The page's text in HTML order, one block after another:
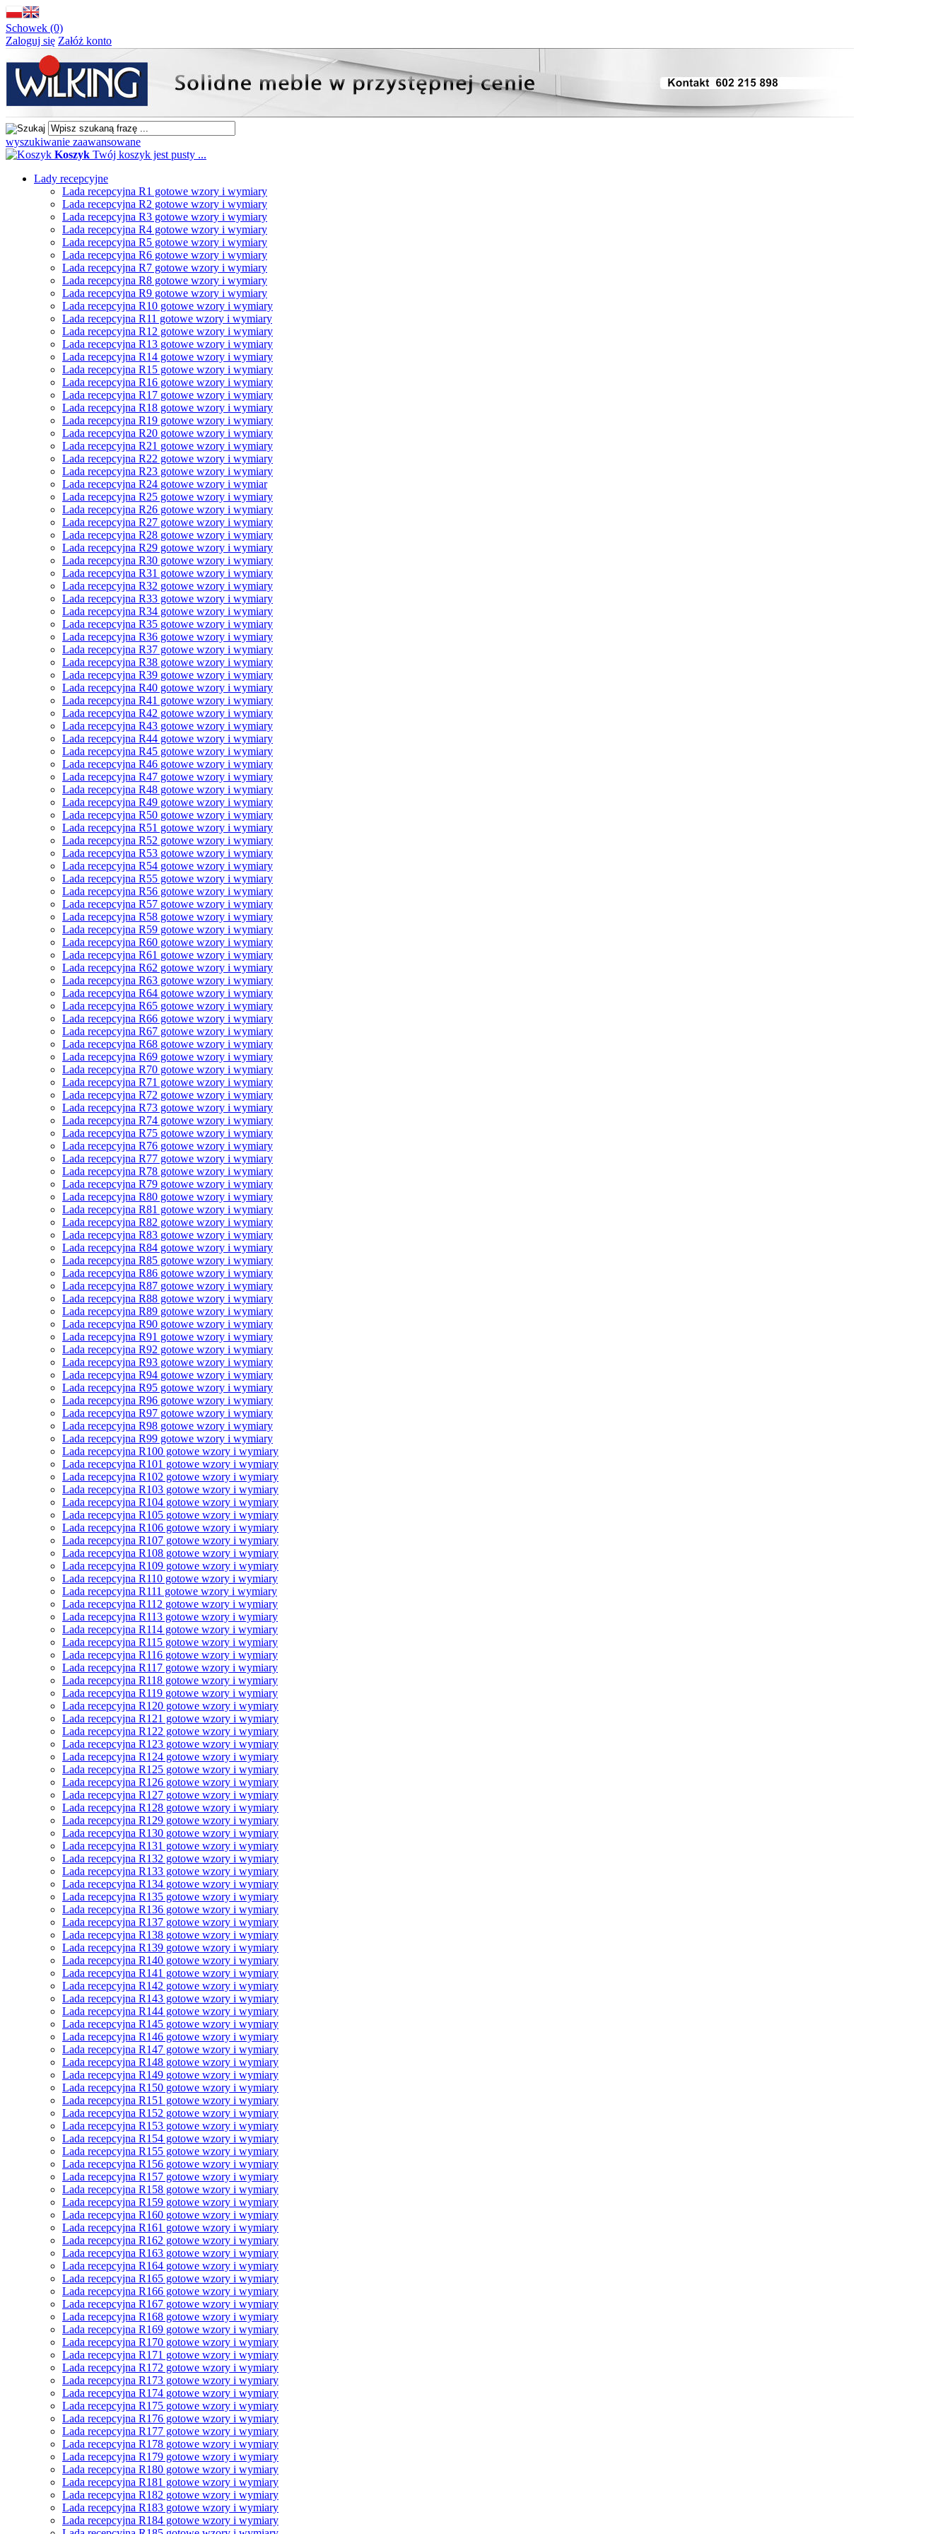
Schowek (0)
Zaloguj się Załóż konto
wyszukiwanie zaawansowane
Koszyk Twój koszyk jest pusty ...
Lady recepcyjne
Lada recepcyjna R1 gotowe wzory i wymiary
Lada recepcyjna R2 gotowe wzory i wymiary
Lada recepcyjna R3 gotowe wzory i wymiary
Lada recepcyjna R4 gotowe wzory i wymiary
Lada recepcyjna R5 gotowe wzory i wymiary
Lada recepcyjna R6 gotowe wzory i wymiary
Lada recepcyjna R7 gotowe wzory i wymiary
Lada recepcyjna R8 gotowe wzory i wymiary
Lada recepcyjna R9 gotowe wzory i wymiary
Lada recepcyjna R10 gotowe wzory i wymiary
Lada recepcyjna R11 gotowe wzory i wymiary
Lada recepcyjna R12 gotowe wzory i wymiary
Lada recepcyjna R13 gotowe wzory i wymiary
Lada recepcyjna R14 gotowe wzory i wymiary
Lada recepcyjna R15 gotowe wzory i wymiary
Lada recepcyjna R16 gotowe wzory i wymiary
Lada recepcyjna R17 gotowe wzory i wymiary
Lada recepcyjna R18 gotowe wzory i wymiary
Lada recepcyjna R19 gotowe wzory i wymiary
Lada recepcyjna R20 gotowe wzory i wymiary
Lada recepcyjna R21 gotowe wzory i wymiary
Lada recepcyjna R22 gotowe wzory i wymiary
Lada recepcyjna R23 gotowe wzory i wymiary
Lada recepcyjna R24 gotowe wzory i wymiar
Lada recepcyjna R25 gotowe wzory i wymiary
Lada recepcyjna R26 gotowe wzory i wymiary
Lada recepcyjna R27 gotowe wzory i wymiary
Lada recepcyjna R28 gotowe wzory i wymiary
Lada recepcyjna R29 gotowe wzory i wymiary
Lada recepcyjna R30 gotowe wzory i wymiary
Lada recepcyjna R31 gotowe wzory i wymiary
Lada recepcyjna R32 gotowe wzory i wymiary
Lada recepcyjna R33 gotowe wzory i wymiary
Lada recepcyjna R34 gotowe wzory i wymiary
Lada recepcyjna R35 gotowe wzory i wymiary
Lada recepcyjna R36 gotowe wzory i wymiary
Lada recepcyjna R37 gotowe wzory i wymiary
Lada recepcyjna R38 gotowe wzory i wymiary
Lada recepcyjna R39 gotowe wzory i wymiary
Lada recepcyjna R40 gotowe wzory i wymiary
Lada recepcyjna R41 gotowe wzory i wymiary
Lada recepcyjna R42 gotowe wzory i wymiary
Lada recepcyjna R43 gotowe wzory i wymiary
Lada recepcyjna R44 gotowe wzory i wymiary
Lada recepcyjna R45 gotowe wzory i wymiary
Lada recepcyjna R46 gotowe wzory i wymiary
Lada recepcyjna R47 gotowe wzory i wymiary
Lada recepcyjna R48 gotowe wzory i wymiary
Lada recepcyjna R49 gotowe wzory i wymiary
Lada recepcyjna R50 gotowe wzory i wymiary
Lada recepcyjna R51 gotowe wzory i wymiary
Lada recepcyjna R52 gotowe wzory i wymiary
Lada recepcyjna R53 gotowe wzory i wymiary
Lada recepcyjna R54 gotowe wzory i wymiary
Lada recepcyjna R55 gotowe wzory i wymiary
Lada recepcyjna R56 gotowe wzory i wymiary
Lada recepcyjna R57 gotowe wzory i wymiary
Lada recepcyjna R58 gotowe wzory i wymiary
Lada recepcyjna R59 gotowe wzory i wymiary
Lada recepcyjna R60 gotowe wzory i wymiary
Lada recepcyjna R61 gotowe wzory i wymiary
Lada recepcyjna R62 gotowe wzory i wymiary
Lada recepcyjna R63 gotowe wzory i wymiary
Lada recepcyjna R64 gotowe wzory i wymiary
Lada recepcyjna R65 gotowe wzory i wymiary
Lada recepcyjna R66 gotowe wzory i wymiary
Lada recepcyjna R67 gotowe wzory i wymiary
Lada recepcyjna R68 gotowe wzory i wymiary
Lada recepcyjna R69 gotowe wzory i wymiary
Lada recepcyjna R70 gotowe wzory i wymiary
Lada recepcyjna R71 gotowe wzory i wymiary
Lada recepcyjna R72 gotowe wzory i wymiary
Lada recepcyjna R73 gotowe wzory i wymiary
Lada recepcyjna R74 gotowe wzory i wymiary
Lada recepcyjna R75 gotowe wzory i wymiary
Lada recepcyjna R76 gotowe wzory i wymiary
Lada recepcyjna R77 gotowe wzory i wymiary
Lada recepcyjna R78 gotowe wzory i wymiary
Lada recepcyjna R79 gotowe wzory i wymiary
Lada recepcyjna R80 gotowe wzory i wymiary
Lada recepcyjna R81 gotowe wzory i wymiary
Lada recepcyjna R82 gotowe wzory i wymiary
Lada recepcyjna R83 gotowe wzory i wymiary
Lada recepcyjna R84 gotowe wzory i wymiary
Lada recepcyjna R85 gotowe wzory i wymiary
Lada recepcyjna R86 gotowe wzory i wymiary
Lada recepcyjna R87 gotowe wzory i wymiary
Lada recepcyjna R88 gotowe wzory i wymiary
Lada recepcyjna R89 gotowe wzory i wymiary
Lada recepcyjna R90 gotowe wzory i wymiary
Lada recepcyjna R91 gotowe wzory i wymiary
Lada recepcyjna R92 gotowe wzory i wymiary
Lada recepcyjna R93 gotowe wzory i wymiary
Lada recepcyjna R94 gotowe wzory i wymiary
Lada recepcyjna R95 gotowe wzory i wymiary
Lada recepcyjna R96 gotowe wzory i wymiary
Lada recepcyjna R97 gotowe wzory i wymiary
Lada recepcyjna R98 gotowe wzory i wymiary
Lada recepcyjna R99 gotowe wzory i wymiary
Lada recepcyjna R100 gotowe wzory i wymiary
Lada recepcyjna R101 gotowe wzory i wymiary
Lada recepcyjna R102 gotowe wzory i wymiary
Lada recepcyjna R103 gotowe wzory i wymiary
Lada recepcyjna R104 gotowe wzory i wymiary
Lada recepcyjna R105 gotowe wzory i wymiary
Lada recepcyjna R106 gotowe wzory i wymiary
Lada recepcyjna R107 gotowe wzory i wymiary
Lada recepcyjna R108 gotowe wzory i wymiary
Lada recepcyjna R109 gotowe wzory i wymiary
Lada recepcyjna R110 gotowe wzory i wymiary
Lada recepcyjna R111 gotowe wzory i wymiary
Lada recepcyjna R112 gotowe wzory i wymiary
Lada recepcyjna R113 gotowe wzory i wymiary
Lada recepcyjna R114 gotowe wzory i wymiary
Lada recepcyjna R115 gotowe wzory i wymiary
Lada recepcyjna R116 gotowe wzory i wymiary
Lada recepcyjna R117 gotowe wzory i wymiary
Lada recepcyjna R118 gotowe wzory i wymiary
Lada recepcyjna R119 gotowe wzory i wymiary
Lada recepcyjna R120 gotowe wzory i wymiary
Lada recepcyjna R121 gotowe wzory i wymiary
Lada recepcyjna R122 gotowe wzory i wymiary
Lada recepcyjna R123 gotowe wzory i wymiary
Lada recepcyjna R124 gotowe wzory i wymiary
Lada recepcyjna R125 gotowe wzory i wymiary
Lada recepcyjna R126 gotowe wzory i wymiary
Lada recepcyjna R127 gotowe wzory i wymiary
Lada recepcyjna R128 gotowe wzory i wymiary
Lada recepcyjna R129 gotowe wzory i wymiary
Lada recepcyjna R130 gotowe wzory i wymiary
Lada recepcyjna R131 gotowe wzory i wymiary
Lada recepcyjna R132 gotowe wzory i wymiary
Lada recepcyjna R133 gotowe wzory i wymiary
Lada recepcyjna R134 gotowe wzory i wymiary
Lada recepcyjna R135 gotowe wzory i wymiary
Lada recepcyjna R136 gotowe wzory i wymiary
Lada recepcyjna R137 gotowe wzory i wymiary
Lada recepcyjna R138 gotowe wzory i wymiary
Lada recepcyjna R139 gotowe wzory i wymiary
Lada recepcyjna R140 gotowe wzory i wymiary
Lada recepcyjna R141 gotowe wzory i wymiary
Lada recepcyjna R142 gotowe wzory i wymiary
Lada recepcyjna R143 gotowe wzory i wymiary
Lada recepcyjna R144 gotowe wzory i wymiary
Lada recepcyjna R145 gotowe wzory i wymiary
Lada recepcyjna R146 gotowe wzory i wymiary
Lada recepcyjna R147 gotowe wzory i wymiary
Lada recepcyjna R148 gotowe wzory i wymiary
Lada recepcyjna R149 gotowe wzory i wymiary
Lada recepcyjna R150 gotowe wzory i wymiary
Lada recepcyjna R151 gotowe wzory i wymiary
Lada recepcyjna R152 gotowe wzory i wymiary
Lada recepcyjna R153 gotowe wzory i wymiary
Lada recepcyjna R154 gotowe wzory i wymiary
Lada recepcyjna R155 gotowe wzory i wymiary
Lada recepcyjna R156 gotowe wzory i wymiary
Lada recepcyjna R157 gotowe wzory i wymiary
Lada recepcyjna R158 gotowe wzory i wymiary
Lada recepcyjna R159 gotowe wzory i wymiary
Lada recepcyjna R160 gotowe wzory i wymiary
Lada recepcyjna R161 gotowe wzory i wymiary
Lada recepcyjna R162 gotowe wzory i wymiary
Lada recepcyjna R163 gotowe wzory i wymiary
Lada recepcyjna R164 gotowe wzory i wymiary
Lada recepcyjna R165 gotowe wzory i wymiary
Lada recepcyjna R166 gotowe wzory i wymiary
Lada recepcyjna R167 gotowe wzory i wymiary
Lada recepcyjna R168 gotowe wzory i wymiary
Lada recepcyjna R169 gotowe wzory i wymiary
Lada recepcyjna R170 gotowe wzory i wymiary
Lada recepcyjna R171 gotowe wzory i wymiary
Lada recepcyjna R172 gotowe wzory i wymiary
Lada recepcyjna R173 gotowe wzory i wymiary
Lada recepcyjna R174 gotowe wzory i wymiary
Lada recepcyjna R175 gotowe wzory i wymiary
Lada recepcyjna R176 gotowe wzory i wymiary
Lada recepcyjna R177 gotowe wzory i wymiary
Lada recepcyjna R178 gotowe wzory i wymiary
Lada recepcyjna R179 gotowe wzory i wymiary
Lada recepcyjna R180 gotowe wzory i wymiary
Lada recepcyjna R181 gotowe wzory i wymiary
Lada recepcyjna R182 gotowe wzory i wymiary
Lada recepcyjna R183 gotowe wzory i wymiary
Lada recepcyjna R184 gotowe wzory i wymiary